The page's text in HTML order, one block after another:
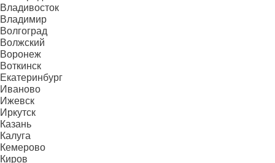
Владивосток
Владимир
Волгоград
Волжский
Воронеж
Воткинск
Екатеринбург
Иваново
Ижевск
Иркутск
Казань
Калуга
Кемерово
Киров